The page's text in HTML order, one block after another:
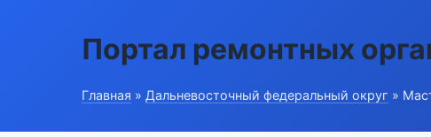
Портал ремонтных
Главная » Дальневосточный федеральный округ »